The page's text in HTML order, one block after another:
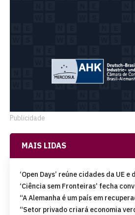
Publicidade
MAIS LIDAS
‘Open Days’ reúne cidades da UE
‘Ciência sem Fronteiras’ fecha
“A Alemanha é um país em
“Setor privado criará economia